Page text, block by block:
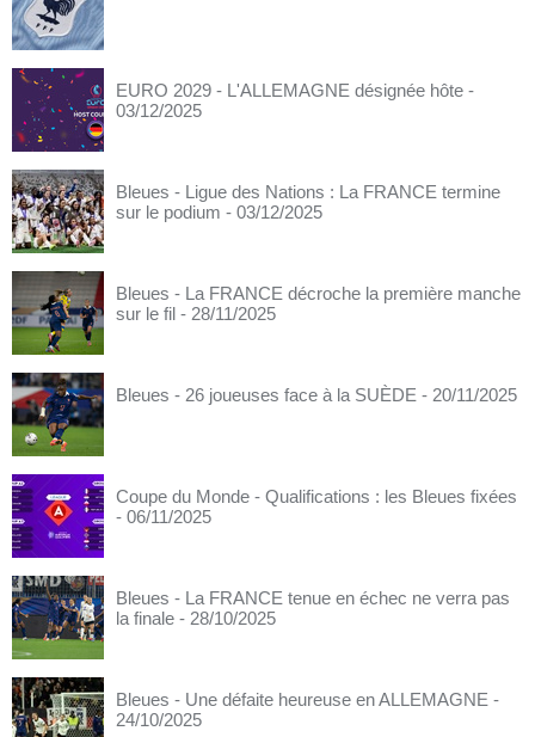
EURO 2029 - L'ALLEMAGNE désignée hôte -
03/12/2025
Bleues - Ligue des Nations : La FRANCE termine
sur le podium - 03/12/2025
Bleues - La FRANCE décroche la première manche
sur le fil - 28/11/2025
Bleues - 26 joueuses face à la SUÈDE - 20/11/2025
Coupe du Monde - Qualifications : les Bleues fixées
- 06/11/2025
Bleues - La FRANCE tenue en échec ne verra pas
la finale - 28/10/2025
Bleues - Une défaite heureuse en ALLEMAGNE -
24/10/2025